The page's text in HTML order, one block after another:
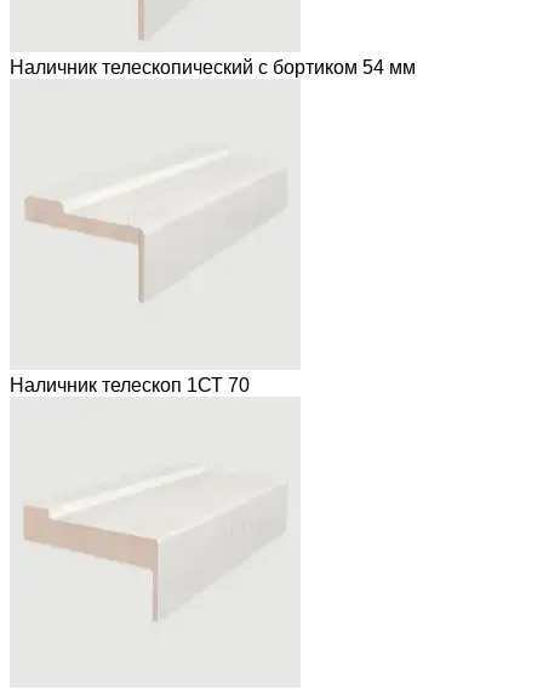
Наличник телескопический с бортиком 54 мм
Наличник телескоп 1СТ 70